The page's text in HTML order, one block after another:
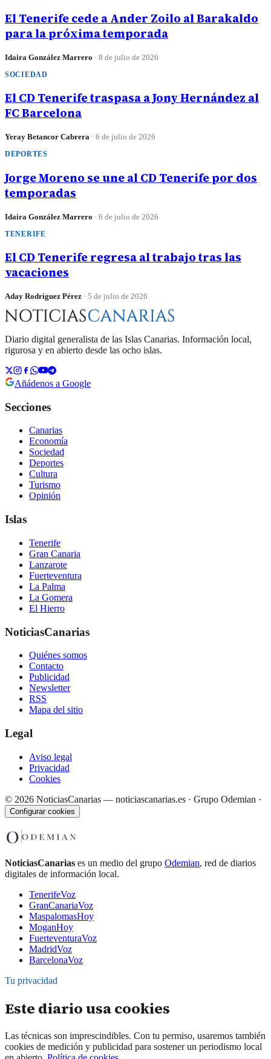
El Tenerife cede a Ander Zoilo al Barakaldo
para la próxima temporada
Idaira González Marrero · 8 de julio de 2026
SOCIEDAD
El CD Tenerife traspasa a Jony Hernández al
FC Barcelona
Yeray Betancor Cabrera · 6 de julio de 2026
DEPORTES
Jorge Moreno se une al CD Tenerife por dos
temporadas
Idaira González Marrero · 6 de julio de 2026
TENERIFE
El CD Tenerife regresa al trabajo tras las
vacaciones
Aday Rodríguez Pérez · 5 de julio de 2026
Diario digital generalista de las Islas Canarias. Información local,
rigurosa y en abierto desde las ocho islas.
Añádenos a Google
Secciones
Canarias
Economía
Sociedad
Deportes
Cultura
Turismo
Opinión
Islas
Tenerife
Gran Canaria
Lanzarote
Fuerteventura
La Palma
La Gomera
El Hierro
NoticiasCanarias
Quiénes somos
Contacto
Publicidad
Newsletter
RSS
Mapa del sitio
Legal
Aviso legal
Privacidad
Cookies
© 2026 NoticiasCanarias — noticiascanarias.es · Grupo Odemian ·
Configurar cookies
NoticiasCanarias es un medio del grupo Odemian, red de diarios
digitales de información local.
TenerifeVoz
GranCanariaVoz
MaspalomasHoy
MoganHoy
FuerteventuraVoz
MadridVoz
BarcelonaVoz
Tu privacidad
Este diario usa cookies
Las técnicas son imprescindibles. Con tu permiso, usaremos también
cookies de medición y publicidad para sostener un periodismo local